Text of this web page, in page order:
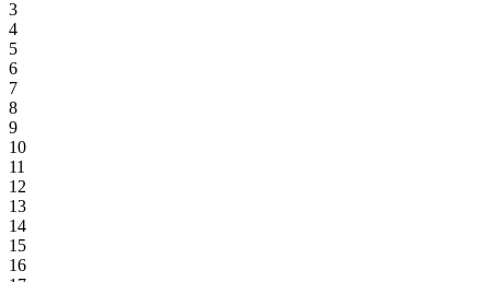
3
4
5
6
7
8
9
10
11
12
13
14
15
16